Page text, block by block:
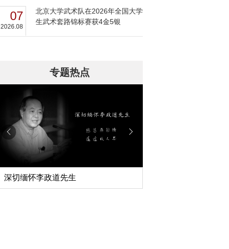
07
2026.08
北京大学武术队在2026年全国大学
生武术套路锦标赛获4金5银
专题热点
深切缅怀李政道先生